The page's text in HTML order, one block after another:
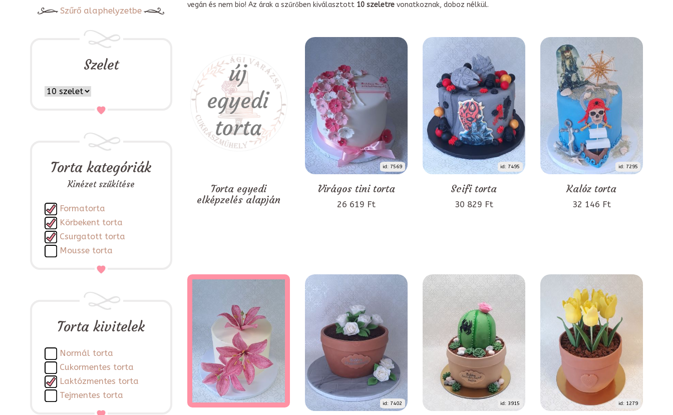
Szűrő alaphelyzetbe
Szelet
Torta kategóriák
Kinézet szűkítése
Formatorta
Körbekent torta
Csurgatott torta
Mousse torta
Torta kivitelek
Normál torta
Cukormentes torta
Laktózmentes torta
Tejmentes torta
vegán és nem bio! Az árak a szűrőben kiválasztott 10 szeletrevonatkoznak, doboz nélkül.
Torta egyedi
elképzelés alapján
id: 7569
Virágos tini torta
26 619 Ft
id: 7495
Scifi torta
30 829 Ft
id: 7295
Kalóz torta
32 146 Ft
id: 7402 id: 3915 id: 1279